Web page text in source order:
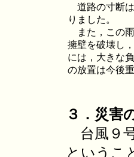
道路の寸断は
りました。
また，この雨
擁壁を破壊し
には，大きな
の放置は今後
３．災害
台風９
というこ